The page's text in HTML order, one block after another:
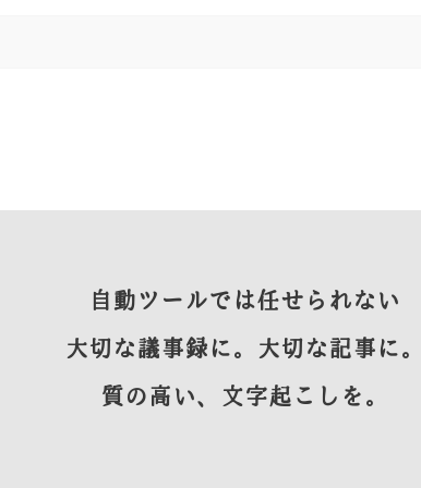
自動ツールでは任せられない
大切な議事録に。大切な記事に。
質の高い、文字起こしを。